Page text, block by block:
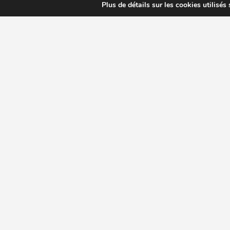
Plus de détails sur les cookies utilisés